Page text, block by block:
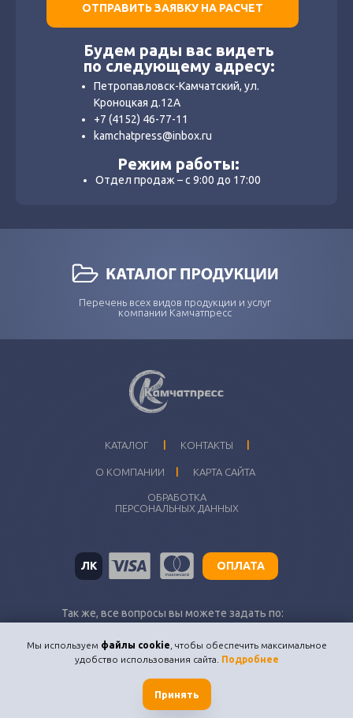
Мы используем файлы cookie , чтобы обеспечить максимальное
удобство использования сайта.
Подробнее
Принять
ОТПРАВИТЬ ЗАЯВКУ НА РАСЧЕТ
Петропавловск-Камчатский, ул.
Кроноцкая д.12А
+7 (4152) 46-77-11
kamchatpress@inbox.ru
Будем рады вас видеть
по следующему адресу:
Отдел продаж – с 9:00 до 17:00
Режим работы:
Перечень всех видов продукции и услуг
компании Камчатпресс
© Типография «Камчатпресс» , 2001-2026
Камчатпресс. Вся полиграфия Камчатки.
Так же, все вопросы вы можете задать по:
ЛК ОПЛАТА
I
I
I
КАРТА САЙТА
ОБРАБОТКА
ПЕРСОНАЛЬНЫХ ДАННЫХ
О КОМПАНИИ
КОНТАКТЫ
КАТАЛОГ